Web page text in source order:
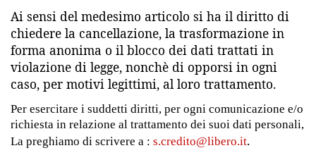
Ai sensi del medesimo articolo si ha il diritto di
chiedere la cancellazione, la trasformazione in
forma anonima o il blocco dei dati trattati in
violazione di legge, nonchè di opporsi in ogni
caso, per motivi legittimi, al loro trattamento.
Per esercitare i suddetti diritti, per ogni comunicazione e/o
richiesta in relazione al trattamento dei suoi dati personali,
La preghiamo di scrivere a : s.credito@libero.it.